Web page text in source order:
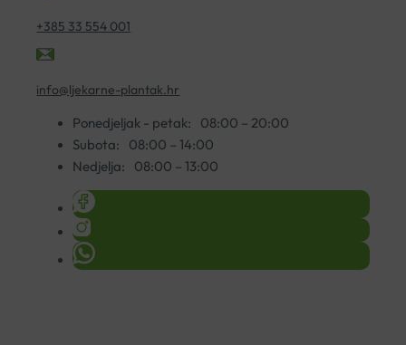
+385 33 554 001
info@ljekarne-plantak.hr
Ponedjeljak - petak:
08:00 – 20:00
Subota:
08:00 – 14:00
Nedjelja:
08:00 – 13:00